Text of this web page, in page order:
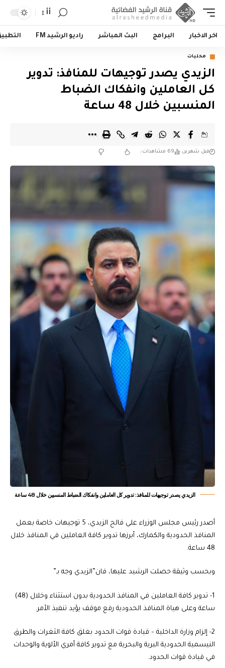
أأ
اخر الاخبار البرامج البث المباشر راديو الرشيد FM
محليات
الزيدي يصدر توجيهات للمنافذ: تدوير
كل العاملين وانفكاك الضباط
المنسبين خلال 48 ساعة
قبل شهرين 69 مشاهدات
الزيدي يصدر توجيهات للمنافذ: تدوير كل العاملين وانفكاك الضباط المنسبين خلال 48 ساعة
أصدر رئيس مجلس الوزراء علي فالح الزيدي، 5 توجيهات خاصة بعمل
المنافذ الحدودية والكمارك، أبرزها تدوير كافة العاملين في المنافذ خلال
48 ساعة.
وبحسب وثيقة حصلت الرشيد عليها، فان”الزيدي وجه بـ”
1- تدوير كافة العاملين في المنافذ الحدودية بدون استثناء وخلال (48)
ساعة وعلى هياة المنافذ الحدودية رفع موقف يؤيد تنفيذ الأمر.
2- إلزام وزارة الداخلية – قيادة قوات الحدود بغلق كافة الثغرات والطرق
النيسمية الحدودية البرية والبحرية مع تدوير كافة أمري الألوية والوحدات
في قيادة قوات الحدود.